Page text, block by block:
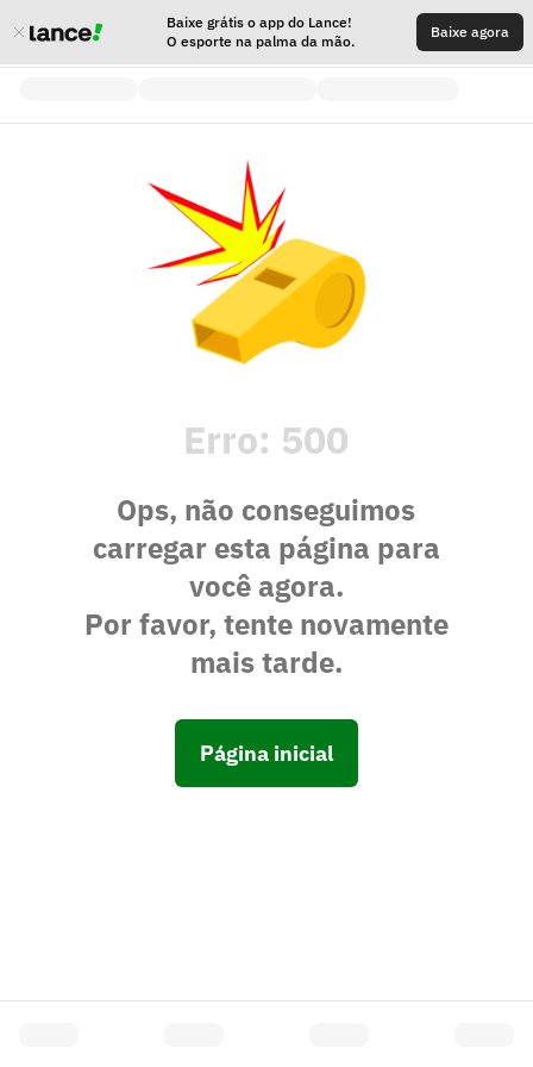
Baixe grátis o app do Lance!
O esporte na palma da mão.
Baixe agora
Erro: 500
Ops, não conseguimos
carregar esta página para
você agora.
Por favor, tente novamente
mais tarde.
Página inicial